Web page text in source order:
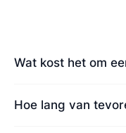
Wat kost het om
Hoe lang van